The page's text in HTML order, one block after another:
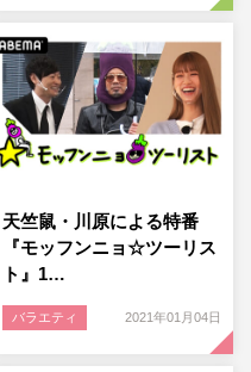
天竺鼠・川原による特番
『モッフンニョ☆ツーリス
ト』1…
バラエティ 2021年01月04日